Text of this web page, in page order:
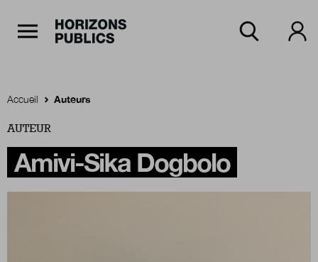
Accueil
Rubriques
Accueil Auteurs
AUTEUR
Amivi-Sika Dogbolo